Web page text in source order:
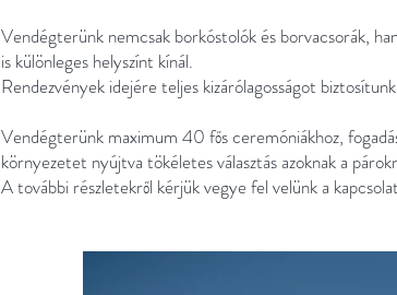
Vendégterünk nemcsak borkóstolók és borvacsorák,
is különleges helyszínt kínál.
Rendezvények idejére teljes kizárólagosságot
Vendégterünk maximum 40 fős ceremóniákhoz,
környezetet nyújtva tökéletes választás azoknak a
A további részletekről kérjük vegye fel velünk a